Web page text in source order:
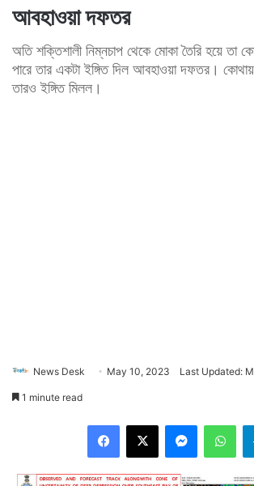
আবহাওয়া দফতর
অতি শক্তিশালী নিম্নচাপ থেকে মোকা তৈরি হয়ে তা
পারে তার একটা ইঙ্গিত দিল আবহাওয়া দফতর।
তারও ইঙ্গিত মিলল।
News Desk May 10, 2023 Last Updated:
1 minute read